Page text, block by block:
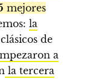
mejores
la
de
a
la tercera